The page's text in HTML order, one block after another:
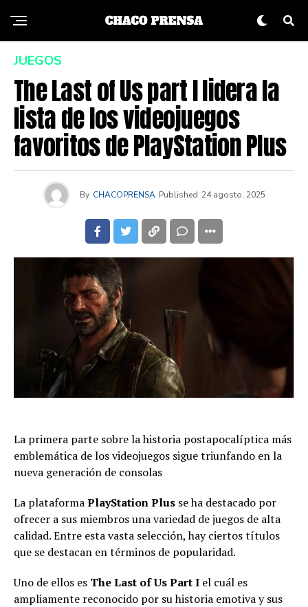
JUEGOS
The Last of Us part I lidera la
lista de los videojuegos
favoritos de PlayStation Plus
By CHACOPRENSA Published 24 agosto, 2025
La primera parte sobre la historia postapocalíptica más
emblemática de los videojuegos sigue triunfando en la
nueva generación de consolas
La plataformaPlayStation Plus se ha destacado por
ofrecer a sus miembros una variedad de juegos de alta
calidad. Entre esta vasta selección, hay ciertos títulos
que se destacan en términos de popularidad.
Uno de ellos es The Last of Us Part I el cuál es
ampliamente reconocido por su historia emotiva y sus